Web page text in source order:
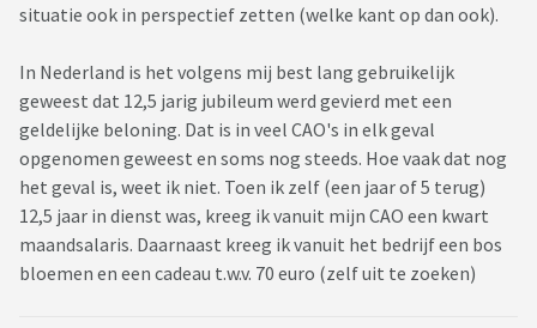
situatie ook in perspectief zetten (welke kant op dan ook).
In Nederland is het volgens mij best lang gebruikelijk
geweest dat 12,5 jarig jubileum werd gevierd met een
geldelijke beloning. Dat is in veel CAO's in elk geval
opgenomen geweest en soms nog steeds. Hoe vaak dat nog
het geval is, weet ik niet. Toen ik zelf (een jaar of 5 terug)
12,5 jaar in dienst was, kreeg ik vanuit mijn CAO een kwart
maandsalaris. Daarnaast kreeg ik vanuit het bedrijf een bos
bloemen en een cadeau t.w.v. 70 euro (zelf uit te zoeken)